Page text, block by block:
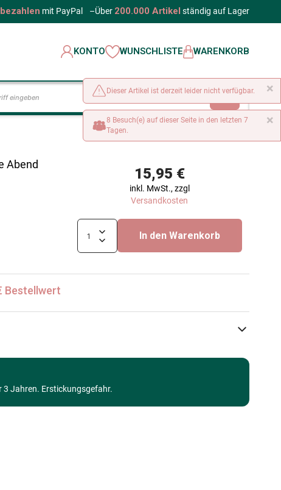
mit PayPal –Über 200.000 Artikel ständig auf Lager
KONTO WUNSCHLISTE WARENKORB
Abend
15,95 €
inkl. MwSt., zzgl
Versandkosten
In den Warenkorb
Bestellwert
Puzzle für Erwachsene (500 bis 48000 Teile)
3 Jahren. Erstickungsgefahr.
×
Dieser Artikel ist derzeit leider nicht verfügbar.
×
8 Besuch(e) auf dieser Seite in den letzten 7
Tagen.